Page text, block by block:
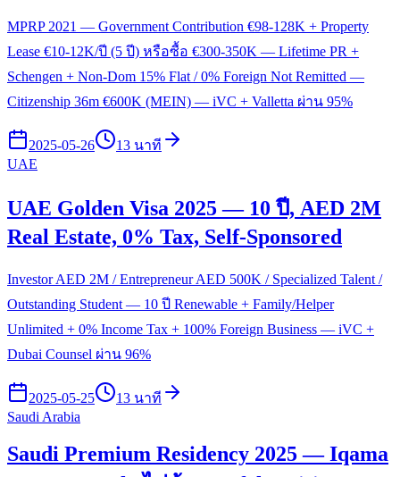
MPRP 2021 — Government Contribution €98-128K + Property
Lease €10-12K/ปี (5 ปี) หรือซื้อ €300-350K — Lifetime PR +
Schengen + Non-Dom 15% Flat / 0% Foreign Not Remitted —
Citizenship 36m €600K (MEIN) — iVC + Valletta ผ่าน 95%
2025-05-26
13 นาที
UAE
UAE Golden Visa 2025 — 10 ปี, AED 2M
Real Estate, 0% Tax, Self-Sponsored
Investor AED 2M / Entrepreneur AED 500K / Specialized Talent /
Outstanding Student — 10 ปี Renewable + Family/Helper
Unlimited + 0% Income Tax + 100% Foreign Business — iVC +
Dubai Counsel ผ่าน 96%
2025-05-25
13 นาที
Saudi Arabia
Saudi Premium Residency 2025 — Iqama